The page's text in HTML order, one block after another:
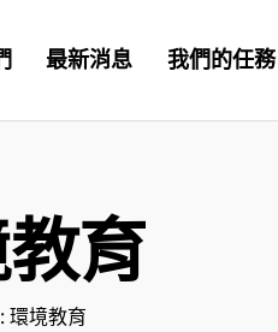
最新消息 我們的任務
育
環境教育